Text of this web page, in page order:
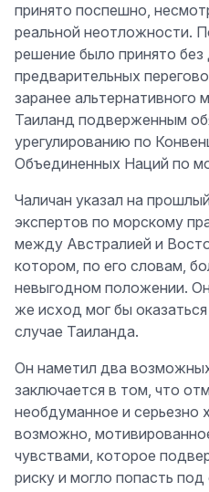
принято поспешно,
реальной неотложности.
решение было принято
предварительных
заранее альтернативного
Таиланд подверженным
урегулированию по
Объединенных Наций по
Чаличан указал на
экспертов по морскому
между Австралией и
котором, по его словам,
невыгодном положении.
же исход мог бы
случае Таиланда.
Он наметил два
заключается в том, что
необдуманное и серьезно
возможно,
чувствами, которое
риску и могло попасть